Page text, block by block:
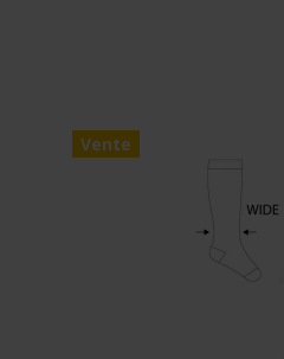
Vente